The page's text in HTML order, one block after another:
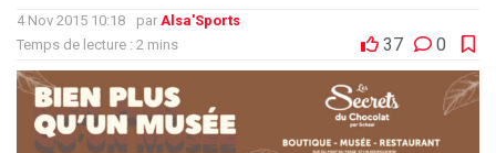
4 Nov 2015 10:18 par Alsa'Sports
Temps de lecture : 2 mins
37 0